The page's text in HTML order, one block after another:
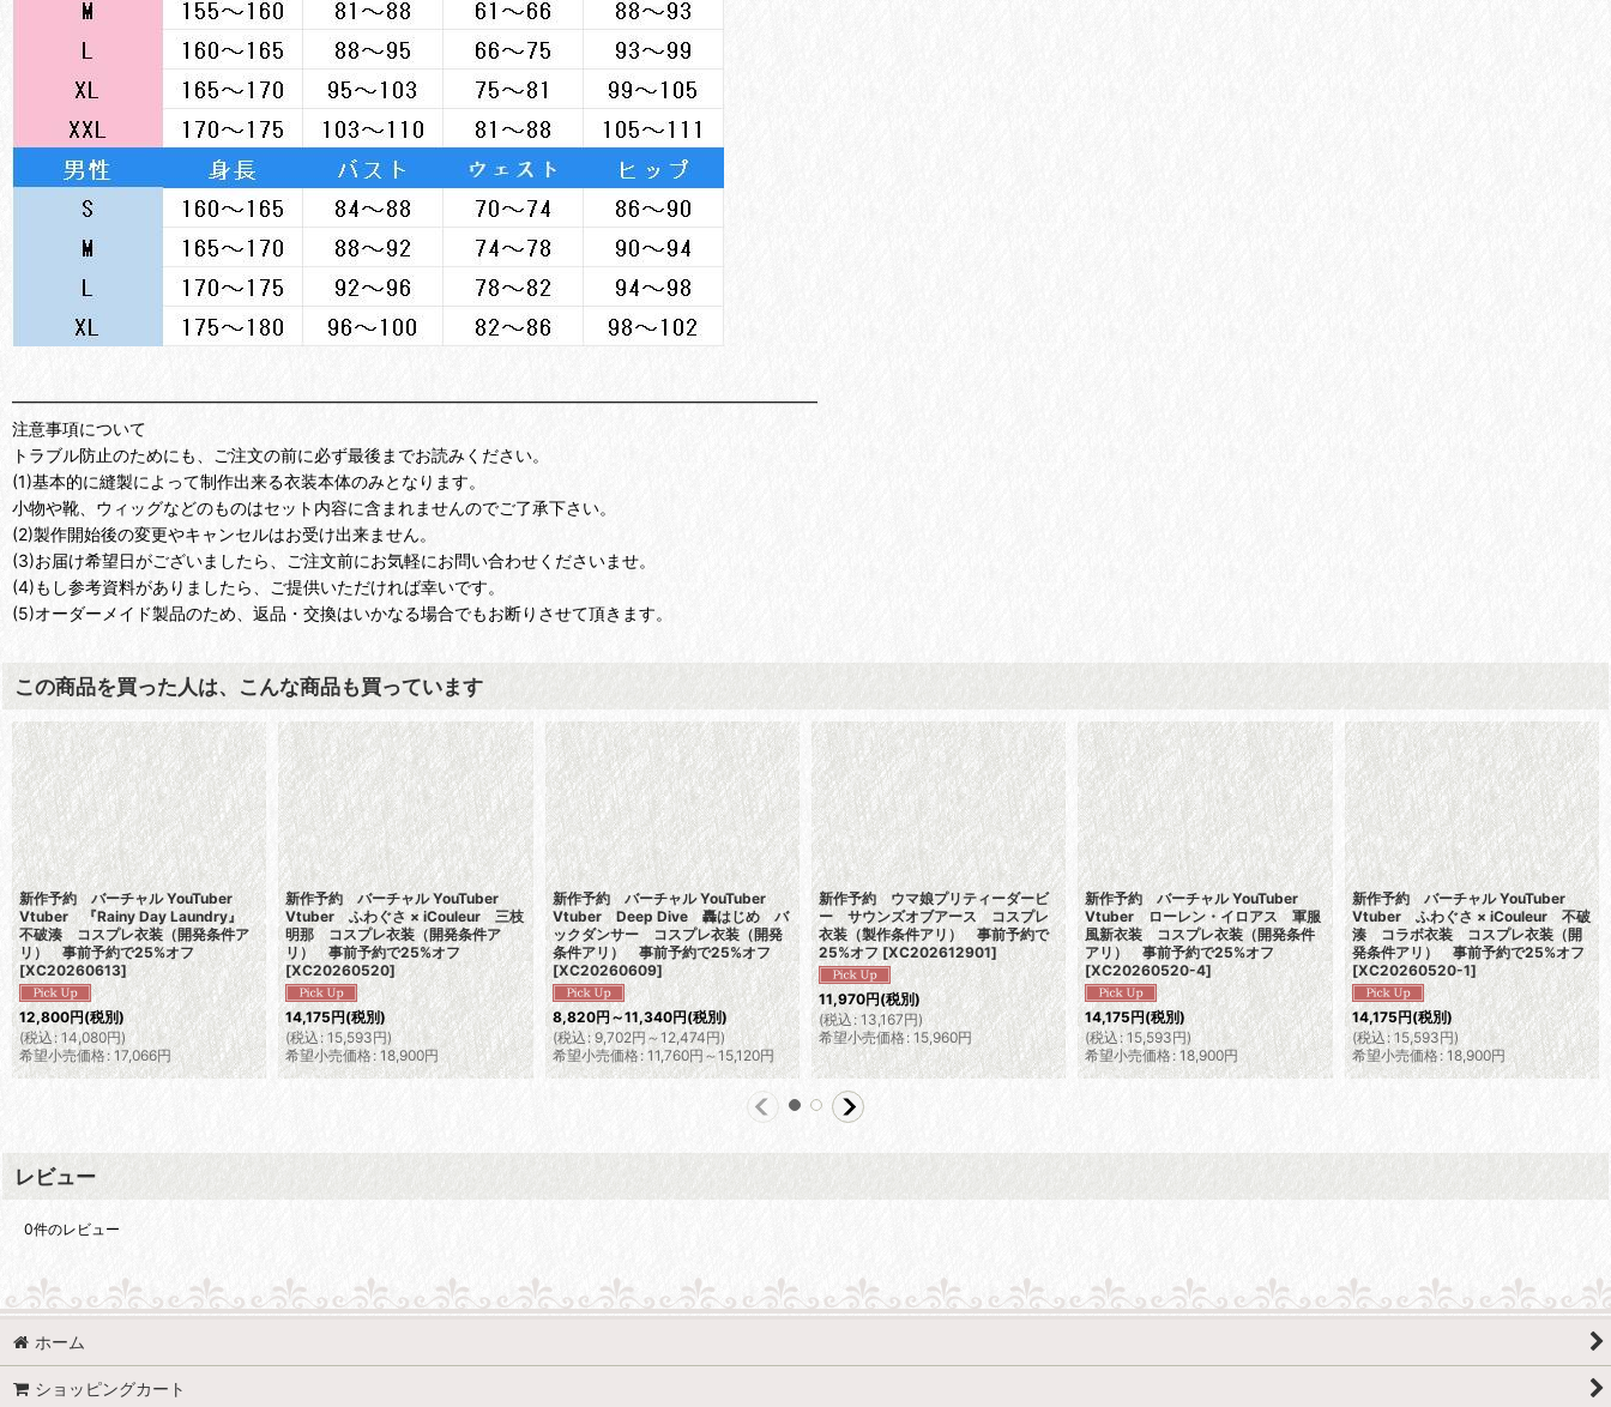
━━━━━━━━━━━━━━━━━━━━━━━━━━━━━━━━━━━━━━━━━━━━━━━━
注意事項について
トラブル防止のためにも、ご注文の前に必ず最後までお読みください。
(1)基本的に縫製によって制作出来る衣装本体のみとなります。
小物や靴、ウィッグなどのものはセット内容に含まれませんのでご了承下さい。
(2)製作開始後の変更やキャンセルはお受け出来ません。
(3)お届け希望日がございましたら、ご注文前にお気軽にお問い合わせくださいませ。
(4)もし参考資料がありましたら、ご提供いただければ幸いです。
(5)オーダーメイド製品のため、返品・交換はいかなる場合でもお断りさせて頂きます。
この商品を買った人は、こんな商品も買っています
新作予約 バーチャル YouTuber
Vtuber 『Rainy Day Laundry』
不破湊 コスプレ衣装（開発条件ア
リ） 事前予約で25%オフ
[XC20260613]
12,800円(税別)
(税込: 14,080円)
希望小売価格 : 17,066円
新作予約 バーチャル YouTuber
Vtuber ふわぐさ × iCouleur 三枝
明那 コスプレ衣装（開発条件ア
リ） 事前予約で25%オフ
[XC20260520]
14,175円(税別)
(税込: 15,593円)
希望小売価格: 18,900円
新作予約 バーチャル YouTuber
Vtuber Deep Dive 轟はじめ バ
ックダンサー コスプレ衣装（開発
条件アリ） 事前予約で25%オフ
[XC20260609]
8,820円 ～11,340円(税別)
(税込: 9,702円～12,474円)
希望小売価格: 11,760円 ～15,120円
新作予約 ウマ娘プリティーダービ
ー サウンズオブアース コスプレ
衣装（製作条件アリ） 事前予約で
25%オフ [XC202612901]
11,970円(税別)
(税込: 13,167円)
希望小売価格: 15,960円
新作予約 バーチャル YouTuber
Vtuber ローレン・イロアス 軍服
風新衣装 コスプレ衣装（開発条件
アリ） 事前予約で25%オフ
[XC20260520-4]
14,175円(税別)
(税込: 15,593円)
希望小売価格: 18,900円
新作予約 バーチャル YouTuber
Vtuber ふわぐさ × iCouleur 不破
湊 コラボ衣装 コスプレ衣装（開
発条件アリ） 事前予約で25%オフ
[XC20260520-1]
14,175円(税別)
(税込: 15,593円)
希望小売価格 : 18,900円
レビュー
0件のレビュー
ホーム
ショッピングカート